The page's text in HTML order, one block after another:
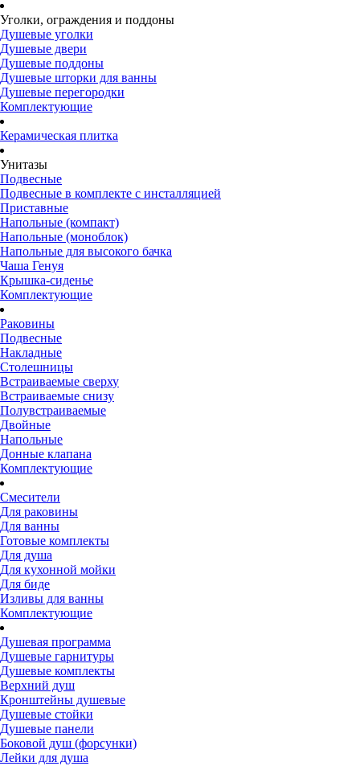
Уголки, ограждения и поддоны
Душевые уголки
Душевые двери
Душевые поддоны
Душевые шторки для ванны
Душевые перегородки
Комплектующие
Керамическая плитка
Унитазы
Подвесные
Подвесные в комплекте с инсталляцией
Приставные
Напольные (компакт)
Напольные (моноблок)
Напольные для высокого бачка
Чаша Генуя
Крышка-сиденье
Комплектующие
Раковины
Подвесные
Накладные
Столешницы
Встраиваемые сверху
Встраиваемые снизу
Полувстраиваемые
Двойные
Напольные
Донные клапана
Комплектующие
Смесители
Для раковины
Для ванны
Готовые комплекты
Для душа
Для кухонной мойки
Для биде
Изливы для ванны
Комплектующие
Душевая программа
Душевые гарнитуры
Душевые комплекты
Верхний душ
Кронштейны душевые
Душевые стойки
Душевые панели
Боковой душ (форсунки)
Лейки для душа